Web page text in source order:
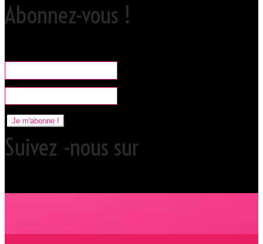
Abonnez-vous !
Je m'abonne !
Suivez -nous sur